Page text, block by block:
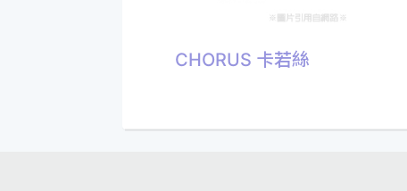
CHORUS 卡若絲